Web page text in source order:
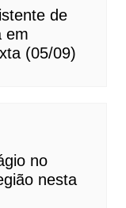
de
em
(05/09)
no
nesta